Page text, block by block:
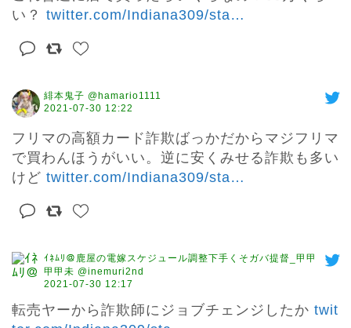
い？ twitter.com/Indiana309/sta…
緋本鬼子 @hamario1111
2021-07-30 12:22
フリマの高額カード詐欺ばっかだからマジフリマ
で買わんほうがいい。逆に安くみせる詐欺も多い
けど twitter.com/Indiana309/sta…
ｲﾈﾑﾘ＠鹿屋の電嫁スケジュール調整下手くそガバ提督_甲甲
甲甲未 @inemuri2nd
2021-07-30 12:17
転売ヤーから詐欺師にジョブチェンジしたか twit